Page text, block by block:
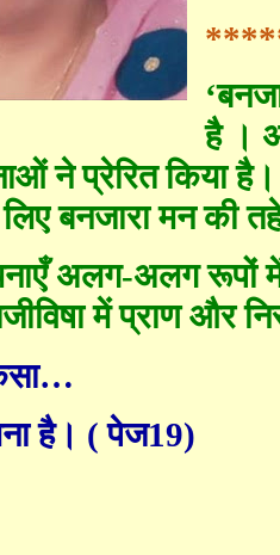
‘
है ।
ने प्रेरित किया है।
बनजारा मन की
अलग-अलग रूपों में
में प्राण और
…
है। ( पेज19)